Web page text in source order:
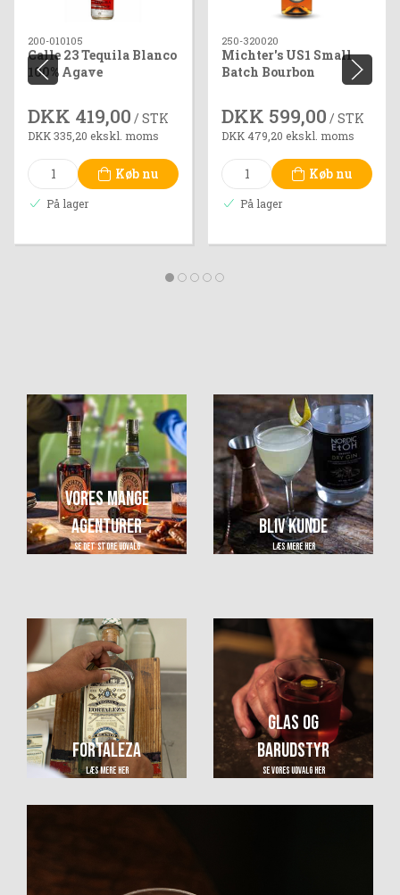
200-010105
Calle 23 Tequila Blanco
100% Agave
DKK 419,00 / STK
DKK 335,20 ekskl. moms
Køb nu
På lager
250-320020
Michter's US1 Small
Batch Bourbon
DKK 599,00 / STK
DKK 479,20 ekskl. moms
Køb nu
På lager
Vores mange
agenturer
Se det store udvalg
Fortaleza
Læs mere her
Bliv kunde
Læs mere her
Glas og
barudstyr
Se vores udvalg her